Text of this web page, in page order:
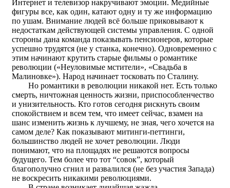
Интернет и телевизор накручивают эмоции. Медийные
фигуры все, как один, катают одну и ту же информацию
по ушам. Внимание людей всё больше приковывают к
недостаткам действующей системы управления. С одной
стороны дана команда показывать пенсионеров, которые
успешно трудятся (не у станка, конечно). Одновременно с
этим начинают крутить старые фильмы о романтике
революции («Неуловимые мстители», «Свадьба в
Малиновке»). Народ начинает тосковать по Сталину.
Но романтики в революции никакой нет. Есть только
смерть, ничтожная ценность жизни, приспособленчество
и унизительность. Кто готов сегодня рискнуть своим
спокойствием и всем тем, что имеет сейчас, взамен на
шанс изменить жизнь к лучшему, не зная, чего хочется на
самом деле? Как показывают митинги-петтинги,
большинство людей не хочет революции. Люди
понимают, что на площадях не решаются вопросы
будущего. Тем более что тот “совок”, который
благополучно сгнил и развалился (не без участия Запада)
не воскресить никакими революциями.